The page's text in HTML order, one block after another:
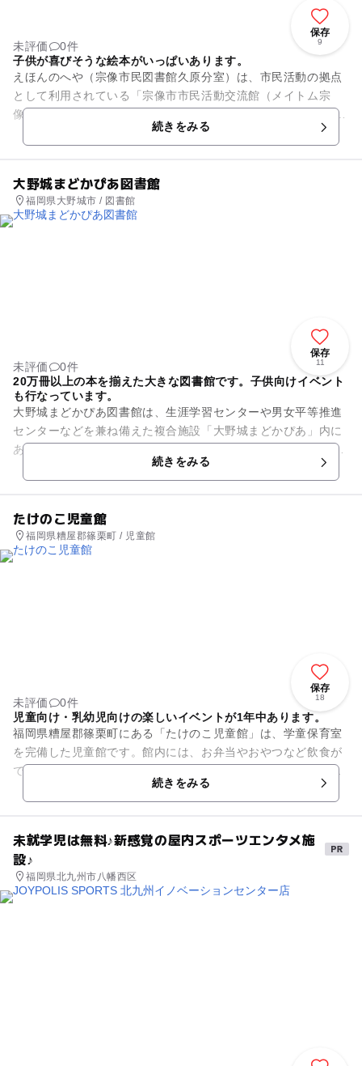
保存
9
未評価
0件
子供が喜びそうな絵本がいっぱいあります。
えほんのへや（宗像市民図書館久原分室）は、市民活動の拠点
として利用されている「宗像市市民活動交流館（メイトム宗
像）」の中にある子ども向けの小さな図書館です。 赤ちゃんか
続きをみる
大野城まどかぴあ図書館
福岡県大野城市 / 図書館
保存
11
未評価
0件
20万冊以上の本を揃えた大きな図書館です。子供向けイベント
も行なっています。
大野城まどかぴあ図書館は、生涯学習センターや男女平等推進
センターなどを兼ね備えた複合施設「大野城まどかぴあ」内に
あります。一般書や児童書など20万冊以上の本を揃えており、
利用者が大変多い図書館で...続きをみる
たけのこ児童館
福岡県糟屋郡篠栗町 / 児童館
保存
18
未評価
0件
児童向け・乳幼児向けの楽しいイベントが1年中あります。
福岡県糟屋郡篠栗町にある「たけのこ児童館」は、学童保育室
を完備した児童館です。館内には、お弁当やおやつなど飲食が
できるラウンジをはじめ、おもちゃがある遊戯室、絵本・漫画
が楽しめる図書室、親子料理...続きをみる
未就学児は無料♪新感覚の屋内スポーツエンタメ施
設♪
福岡県北九州市八幡西区